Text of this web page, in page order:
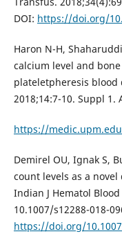
DOI: https://doi.org/
Haron N-H,
calcium level and
plateletpheresis blood
2018;14:7-10. Suppl 1.
https://
Demirel OU, Ignak S,
count levels as a
Indian J Hematol
10.1007/s12288-018-
https://doi.org/